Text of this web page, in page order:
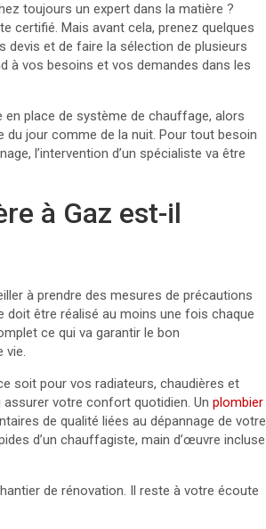
toujours un expert dans la matière ?
certifié. Mais avant cela, prenez quelques
devis et de faire la sélection de plusieurs
à vos besoins et vos demandes dans les
en place de système de chauffage, alors
jour comme de la nuit. Pour tout besoin
l’intervention d’un spécialiste va être
à Gaz est-il
à prendre des mesures de précautions
doit être réalisé au moins une fois chaque
ce qui va garantir le bon
vie.
soit pour vos radiateurs, chaudières et
votre confort quotidien. Un plombier
de qualité liées au dépannage de votre
d’un chauffagiste, main d’œuvre incluse
de rénovation. Il reste à votre écoute